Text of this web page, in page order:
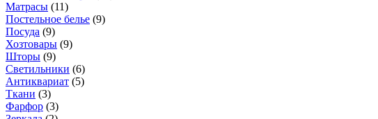
Матрасы (11)
Постельное белье (9)
Посуда (9)
Хозтовары (9)
Шторы (9)
Светильники (6)
Антиквариат (5)
Ткани (3)
Фарфор (3)